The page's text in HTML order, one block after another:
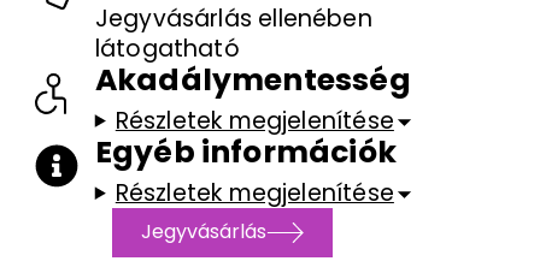
Jegyvásárlás ellenében
látogatható
Akadálymentesség
Részletek megjelenítése
Egyéb információk
Részletek megjelenítése
Jegyvásárlás